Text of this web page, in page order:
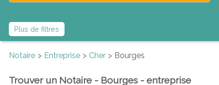
Plus de filtres
Notaire Entreprise Cher Bourges
Trouver un Notaire - Bourges - entreprise